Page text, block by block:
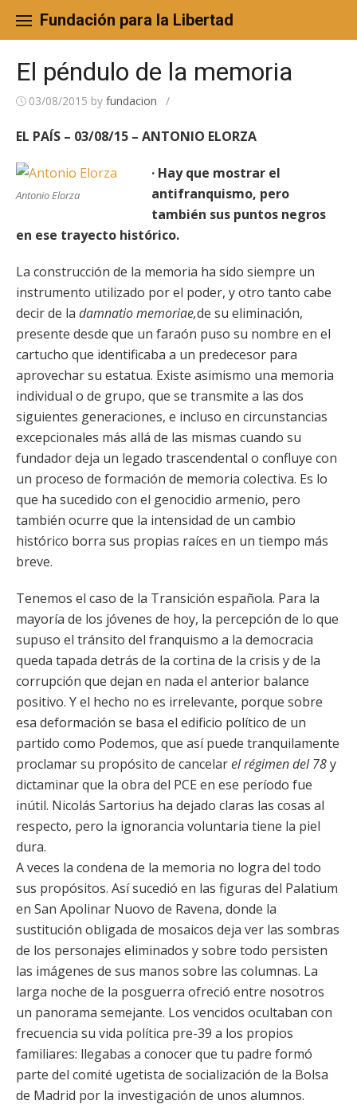
content
Fundación para la Libertad
El péndulo de la memoria
03/08/2015 by fundacion /
EL PAÍS – 03/08/15 – ANTONIO ELORZA
Antonio Elorza
· Hay que mostrar el
antifranquismo, pero
también sus puntos negros
en ese trayecto histórico.
La construcción de la memoria ha sido siempre un
instrumento utilizado por el poder, y otro tanto cabe
decir de la damnatiomemoriae,de su eliminación,
presente desde que un faraón puso su nombre en el
cartucho que identificaba a un predecesor para
aprovechar su estatua. Existe asimismo una memoria
individual o de grupo, que se transmite a las dos
siguientes generaciones, e incluso en circunstancias
excepcionales más allá de las mismas cuando su
fundador deja un legado trascendental o confluye con
un proceso de formación de memoria colectiva. Es lo
que ha sucedido con el genocidio armenio, pero
también ocurre que la intensidad de un cambio
histórico borra sus propias raíces en un tiempo más
breve.
Tenemos el caso de la Transición española. Para la
mayoría de los jóvenes de hoy, la percepción de lo que
supuso el tránsito del franquismo a la democracia
queda tapada detrás de la cortina de la crisis y de la
corrupción que dejan en nada el anterior balance
positivo. Y el hecho no es irrelevante, porque sobre
esa deformación se basa el edificio político de un
partido como Podemos, que así puede tranquilamente
proclamar su propósito de cancelarel régimen del 78y
dictaminar que la obra del PCE en ese período fue
inútil. Nicolás Sartorius ha dejado claras las cosas al
respecto, pero la ignorancia voluntaria tiene la piel
dura.
A veces la condena de la memoria no logra del todo
sus propósitos. Así sucedió en las figuras del Palatium
en San Apolinar Nuovo de Ravena, donde la
sustitución obligada de mosaicos deja ver las sombras
de los personajes eliminados y sobre todo persisten
las imágenes de sus manos sobre las columnas. La
larga noche de la posguerra ofreció entre nosotros
un panorama semejante. Los vencidos ocultaban con
frecuencia su vida política pre-39 a los propios
familiares: llegabas a conocer que tu padre formó
parte del comité ugetista de socialización de la Bolsa
de Madrid por la investigación de unos alumnos.